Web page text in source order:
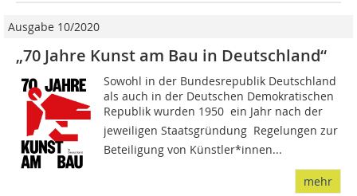
Ausgabe 10/2020
„70 Jahre Kunst am Bau in Deutschland“
Sowohl in der Bundesrepublik Deutschland
als auch in der Deutschen Demokratischen
Republik wurden 1950  ein Jahr nach der
jeweiligen Staatsgründung  Regelungen zur
Beteiligung von Künstler*innen...
mehr